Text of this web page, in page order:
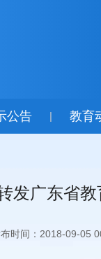
公告 | 教育
发广东省
时间：2018-09-05